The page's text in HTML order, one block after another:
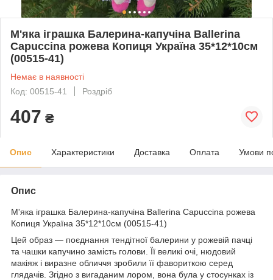
М'яка іграшка Балерина-капучіна Ballerina
Capuccina рожева Копиця Україна 35*12*10см
(00515-41)
Немає в наявності
Код: 00515-41
Роздріб
407 ₴
Опис Характеристики Доставка Оплата Умови
Опис
М'яка іграшка Балерина-капучіна Ballerina Capuccina рожева
Копиця Україна 35*12*10см (00515-41)
Цей образ — поєднання тендітної балерини у рожевій пачці
та чашки капучино замість голови. Її великі очі, нюдовий
макіяж і виразне обличчя зробили її фавориткою серед
глядачів. Згідно з вигаданим лором, вона була у стосунках із